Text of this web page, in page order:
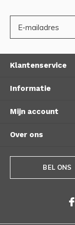
Klantenservice
Informatie
Mijn account
Over ons
BEL ONS